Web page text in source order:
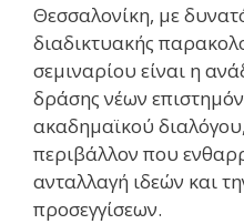
Θεσσαλονίκη, με
διαδικτυακής
σεμιναρίου είναι η
δράσης νέων
ακαδημαϊκού
περιβάλλον που
ανταλλαγή ιδεών και
προσεγγίσεων.